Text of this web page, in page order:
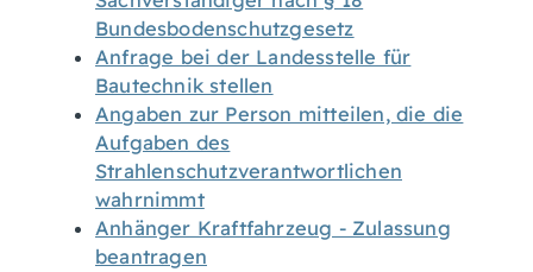
Bundesbodenschutzgesetz
Anfrage bei der Landesstelle für
Bautechnik stellen
Angaben zur Person mitteilen, die die
Aufgaben des
Strahlenschutzverantwortlichen
wahrnimmt
Anhänger Kraftfahrzeug - Zulassung
beantragen